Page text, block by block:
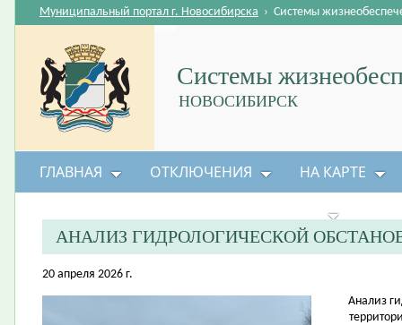
Системы
НОВОСИБИРСК
Муниципальный портал г. Новосибирска › Системы
ГЛАВНАЯ ОТКЛЮЧЕНИЯ НА КАРТЕ
АНАЛИЗ ГИДРОЛОГИЧЕСКОЙ
20 апреля 2026 г.
Анализ